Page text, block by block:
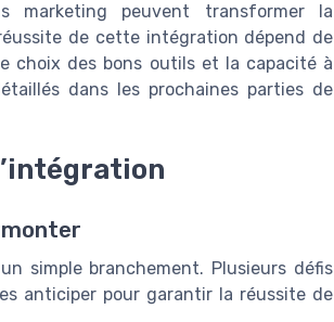
marketing peuvent transformer la
de cette intégration dépend de
choix des bons outils et la capacité à
dans les prochaines parties de
simple branchement. Plusieurs défis
anticiper pour garantir la réussite de